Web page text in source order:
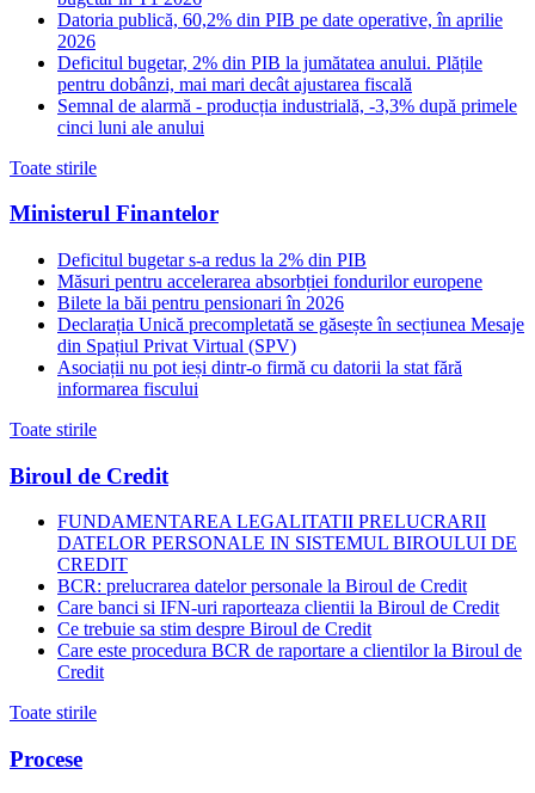
Datoria publică, 60,2% din PIB pe date operative, în aprilie
2026
Deficitul bugetar, 2% din PIB la jumătatea anului. Plățile
pentru dobânzi, mai mari decât ajustarea fiscală
Semnal de alarmă - producția industrială, -3,3% după primele
cinci luni ale anului
Toate stirile
Ministerul Finantelor
Deficitul bugetar s-a redus la 2% din PIB
Măsuri pentru accelerarea absorbției fondurilor europene
Bilete la băi pentru pensionari în 2026
Declarația Unică precompletată se găsește în secțiunea Mesaje
din Spațiul Privat Virtual (SPV)
Asociații nu pot ieși dintr-o firmă cu datorii la stat fără
informarea fiscului
Toate stirile
Biroul de Credit
FUNDAMENTAREA LEGALITATII PRELUCRARII
DATELOR PERSONALE IN SISTEMUL BIROULUI DE
CREDIT
BCR: prelucrarea datelor personale la Biroul de Credit
Care banci si IFN-uri raporteaza clientii la Biroul de Credit
Ce trebuie sa stim despre Biroul de Credit
Care este procedura BCR de raportare a clientilor la Biroul de
Credit
Toate stirile
Procese